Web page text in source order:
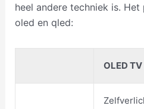
heel andere techniek is.
oled en qled:
OLED TV